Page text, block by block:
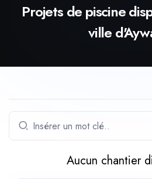
Projets de piscine
ville
Aucun chantier